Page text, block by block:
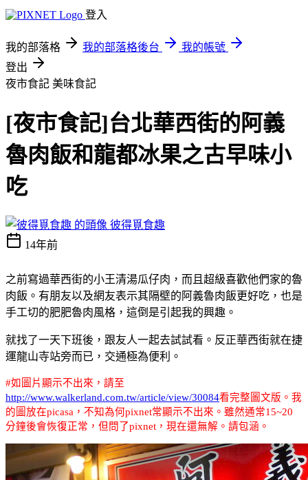
登入
我的部落格 我的部落格後台
我的帳號
登出
夜市食記 美味食記
[夜市食記]台北華西街的阿義
魯肉飯和龍都冰果之古早味小
吃
彼得覓食趣
14年前
之前寫過華西街的小王清湯瓜仔肉，而且超級喜歡他們家的魯
肉飯。有朋友以及網友表示其隔壁的阿義魯肉飯更好吃，也是
手工切的肥肥魯肉風格，這倒是引起我的興趣。
就找了一天下班後，跟友人一起去試試看。反正華西街就在捷
運龍山寺站旁而已，交通極為便利。
#如圖片顯示不出來，請至
http://www.walkerland.com.tw/article/view/30084看完整圖文版 。我
的圖放在picasa ，不知為何pixnet常顯示不出來。雖然通常15~20
分鐘後會恢復正常，但問了pixnet ，現在還無解。請包涵。